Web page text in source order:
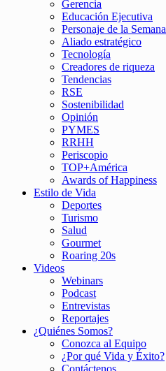
Gerencia
Educación Ejecutiva
Personaje de la Semana
Aliado estratégico
Tecnología
Creadores de riqueza
Tendencias
RSE
Sostenibilidad
Opinión
PYMES
RRHH
Periscopio
TOP+América
Awards of Happiness
Estilo de Vida
Deportes
Turismo
Salud
Gourmet
Roaring 20s
Videos
Webinars
Podcast
Entrevistas
Reportajes
¿Quiénes Somos?
Conozca al Equipo
¿Por qué Vida y Éxito?
Contáctenos